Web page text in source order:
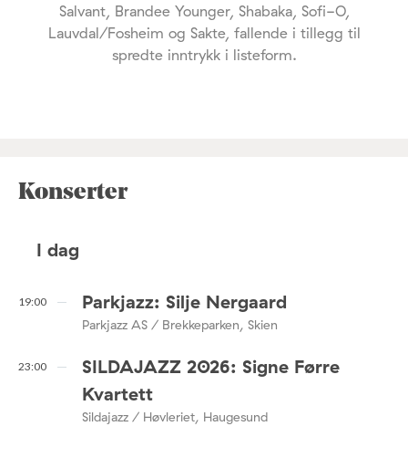
Salvant, Brandee Younger, Shabaka, Sofi-O,
Lauvdal/Fosheim og Sakte, fallende i tillegg til
spredte inntrykk i listeform.
Konserter
I dag
19:00 Parkjazz: Silje Nergaard
Parkjazz AS / Brekkeparken, Skien
23:00
SILDAJAZZ 2026: Signe Førre
Kvartett
Sildajazz / Høvleriet, Haugesund